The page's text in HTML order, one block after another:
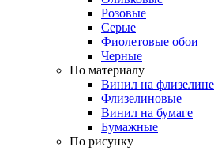
Розовые
Серые
Фиолетовые обои
Черные
По материалу
Винил на флизелине
Флизелиновые
Винил на бумаге
Бумажные
По рисунку